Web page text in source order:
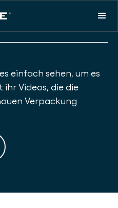
einfach sehen, um es
ihr Videos, die die
Verpackung